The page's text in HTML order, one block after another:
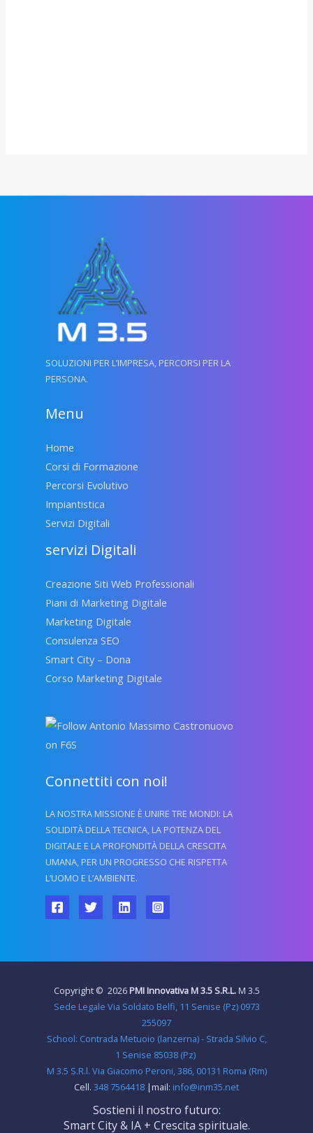
SOLUZIONI PER L’IMPRESA, PERCORSI PER LA
PERSONA.
Menu
Home
Corsi di Formazione
Percorsi Evolutivo
Impiantistica
Servizi Digitali
servizi Digitali
Creazione Siti Web Professionali
Piani di Marketing Digitale
Marketing Digitale
Consulenza SEO
Smart City – Dona
Corso Marketing Digitale
Connettiti con noi!
LA NOSTRA MISSIONE È UNIRE TRE MONDI: LA
SOLIDITÀ DELLA TECNICA, LA POTENZA DEL
DIGITALE E LA PROFONDITÀ DELLA CRESCITA
UMANA, PER UN PROGRESSO CHE RISPETTA
L’UOMO E L’AMBIENTE.
Copyright © 2026 PMI Innovativa M 3.5 S.R.L. M 3.5
Sede Legale Via Soldato Belfi, 11 Senise (Pz) 0973
255097
School: Contrada Metuoio (lanzerna) - Strada Silvio C,
1 Senise 85038 (Pz)
M 3.5 S.R.l. Via Giacomo Peroni, 386, 00131 Roma (Rm)
Cell. 348 7564418 |mail: info@inm35.net
Sostieni il nostro futuro:
Smart City & IA + Crescita spirituale.